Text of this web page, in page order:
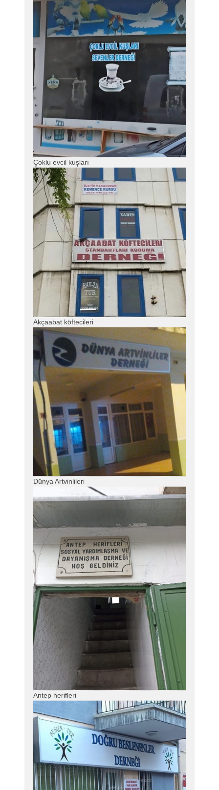
Çoklu evcil kuşları
Akçaabat köftecileri
Dünya Artvinlileri
Antep herifleri